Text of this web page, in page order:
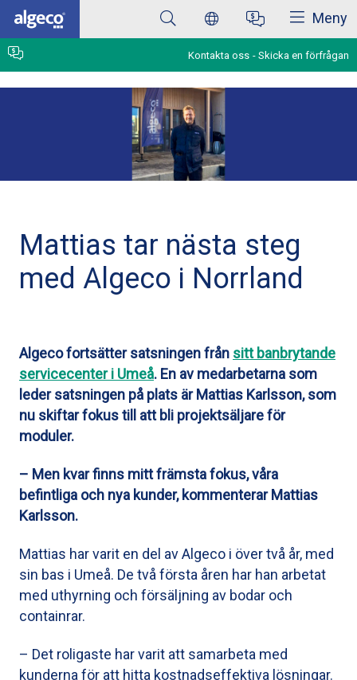
Hoppa
huvudinnehåll
Meny
Kontakta oss Skicka en förfrågan
Mattias tar nästa steg
med Algeco i Norrland
Algeco fortsätter satsningen från sitt banbrytande
servicecenter i Umeå. En av medarbetarna som
leder satsningen på plats är Mattias Karlsson, som
nu skiftar fokus till att bli projektsäljare för
moduler.
– Men kvar finns mitt främsta fokus, våra
befintliga och nya kunder, kommenterar Mattias
Karlsson.
Mattias har varit en del av Algeco i över två år, med
sin bas i Umeå. De två första åren har han arbetat
med uthyrning och försäljning av bodar och
containrar.
– Det roligaste har varit att samarbeta med
kunderna för att hitta kostnadseffektiva lösningar.